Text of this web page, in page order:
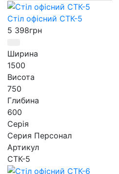
Стіл офісний СТК-5
5 398грн
Ширина
1500
Висота
750
Глибина
600
Серія
Серия Персонал
Артикул
СТК-5